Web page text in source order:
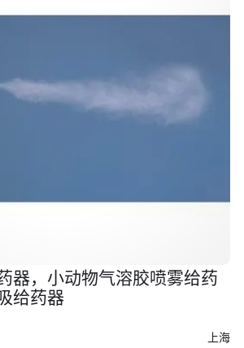
器，小动物气溶胶喷雾给药
给药器
上海